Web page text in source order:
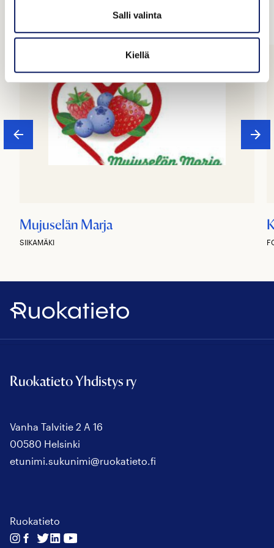
Salli valinta
Kiellä
Mujuselän Marja
SIIKAMÄKI
Ruokatieto
Ruokatieto Yhdistys ry
Vanha Talvitie 2 A 16
00580 Helsinki
etunimi.sukunimi@ruokatieto.fi
Ruokatieto
Seuraa
Seuraa
Seuraa
SeuraaSeuraa